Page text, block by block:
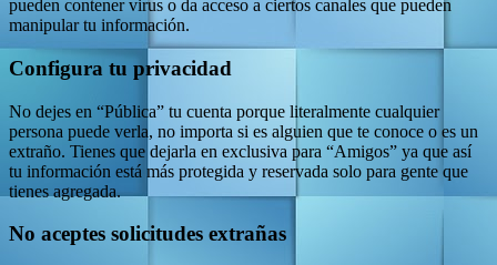
pueden contener virus o da acceso a ciertos canales que pueden
manipular tu información.
Configura tu privacidad
No dejes en “Pública” tu cuenta porque literalmente cualquier
persona puede verla, no importa si es alguien que te conoce o es un
extraño. Tienes que dejarla en exclusiva para “Amigos” ya que así
tu información está más protegida y reservada solo para gente que
tienes agregada.
No aceptes solicitudes extrañas